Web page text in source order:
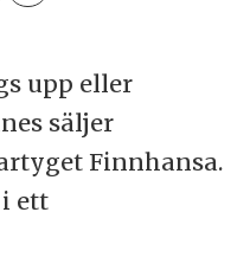
upp eller
säljer
Finnhansa.
ett